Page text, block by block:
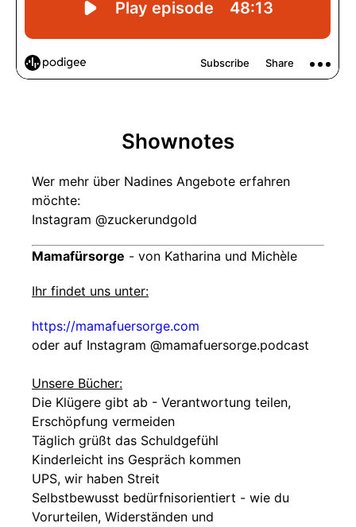
Shownotes
Wer mehr über Nadines Angebote erfahren
möchte:
Instagram @zuckerundgold
Mamafürsorge - von Katharina und Michèle
Ihr findet uns unter:
https://mamafuersorge.com
oder auf Instagram @‌mamafuersorge.podcast
Unsere Bücher:
Die Klügere gibt ab - Verantwortung teilen,
Erschöpfung vermeiden
Täglich grüßt das Schuldgefühl
Kinderleicht ins Gespräch kommen
UPS, wir haben Streit
Selbstbewusst bedürfnisorientiert - wie du
Vorurteilen, Widerständen und